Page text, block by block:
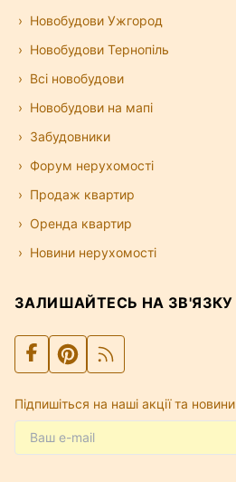
Новобудови Ужгород
Новобудови Тернопіль
Всі новобудови
Новобудови на мапі
Забудовники
Форум нерухомості
Продаж квартир
Оренда квартир
Новини нерухомості
ЗАЛИШАЙТЕСЬ НА ЗВ'ЯЗКУ
Підпишіться на наші акції та новини